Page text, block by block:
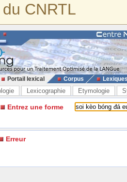
CNRTL
Portail lexical Corpus
Lexicographie Etymologie
Entrez une forme
Erreur